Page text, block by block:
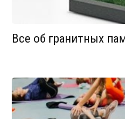
Все об гранитных